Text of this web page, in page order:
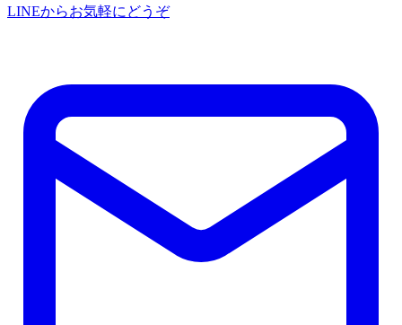
LINEからお気軽にどうぞ